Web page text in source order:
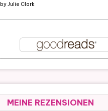
byJulie Clark
MEINE REZENSIONEN